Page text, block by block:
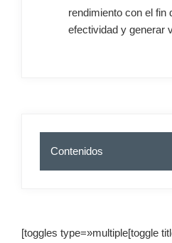
rendimiento con el fin
efectividad y generar
Contenidos
[toggles type=»multiple[toggle